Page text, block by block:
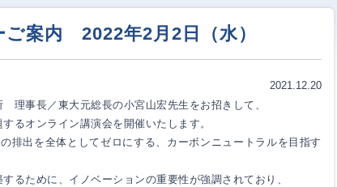
ご案内 2022年2月2日（水）
2021.12.20
理事長／東大元総長の小宮山宏先生をお招きして、
るオンライン講演会を開催いたします。
排出を全体としてゼロにする、カーボンニュートラルを目指す
るために、イノベーションの重要性が強調されており、